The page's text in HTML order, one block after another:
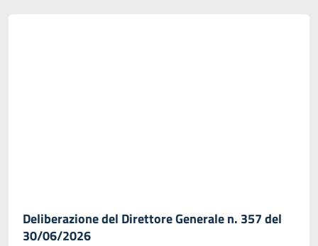
Deliberazione del Direttore Generale n. 357 del
30/06/2026